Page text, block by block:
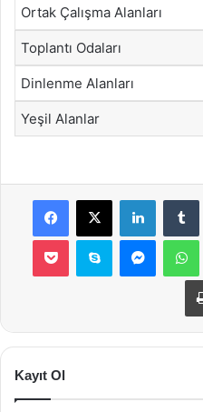
Ortak Çalışma Alanları
Toplantı Odaları
Dinlenme Alanları
Yeşil Alanlar
Facebook
X LinkedIn
Pocket Skype
Kayıt Ol